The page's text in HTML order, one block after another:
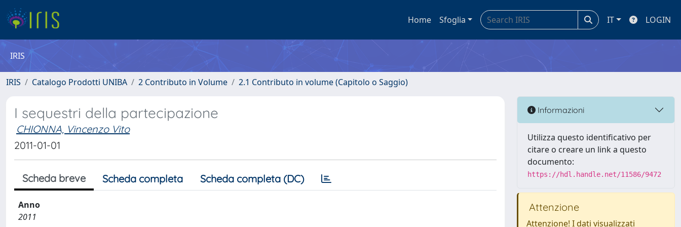
Home Sfoglia IT LOGIN
IRIS
IRIS Catalogo Prodotti UNIBA 2 Contributo in Volume 2.1 Contributo in volume (Capitolo o Saggio)
I sequestri della partecipazione
CHIONNA, Vincenzo Vito
2011-01-01
Scheda breve Scheda completa Scheda completa (DC)
Anno
2011
Informazioni
Utilizza questo identificativo per
citare o creare un link a questo
documento:
https://hdl.handle.net/11586/9472
Attenzione
Attenzione! I dati visualizzati